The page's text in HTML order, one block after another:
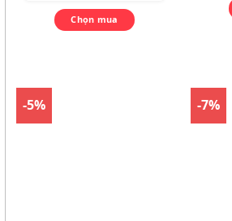
Chọn mua
-5% -7%